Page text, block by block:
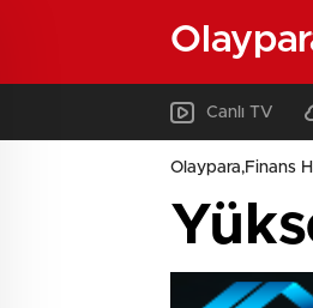
Canlı TV
Olaypara,Finans